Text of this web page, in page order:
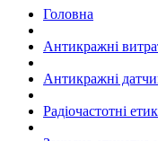
Головна
Антикражні
Антикражні
Радіочастотні